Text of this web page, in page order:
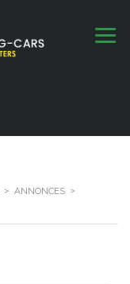
> ANNONCES >